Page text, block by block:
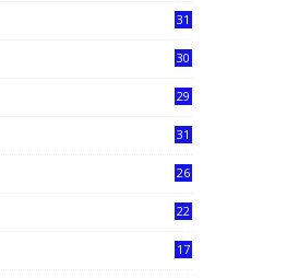
31
30
29
31
26
22
17